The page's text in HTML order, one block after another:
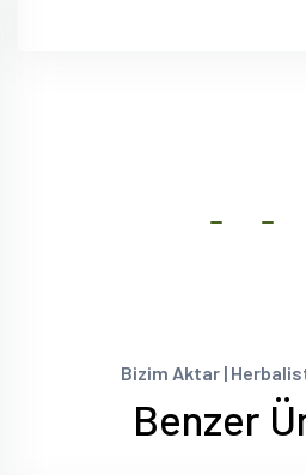
Bizim Aktar |
Benzer